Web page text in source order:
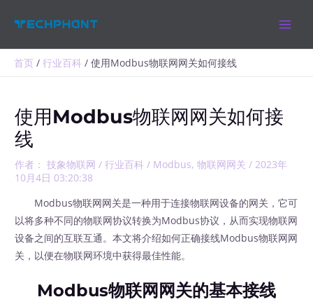
首页 行业百科 使用Modbus物联网网关如何接线
使用Modbus物联网网关如何接
线
作者： 技象物联网/行业百科 / Modbus,物联网网关 /2023年
10月4日 03:20:38
Modbus物联网网关是一种用于连接物联网设备的网关，它可
以将多种不同的物联网协议转换为Modbus协议，从而实现物联网
设备之间的互联互通。本文将介绍如何正确接线Modbus物联网网
关，以便在物联网环境中获得最佳性能。
Modbus物联网网关的基本接线